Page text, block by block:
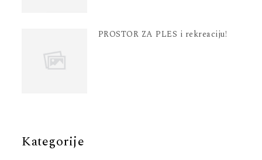
PROSTOR ZA PLES i rekreaciju!
Kategorije